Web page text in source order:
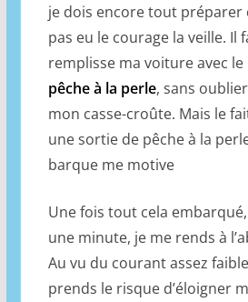
je dois encore tout préparer
pas eu le courage la veille. Il
remplisse ma voiture avec le
pêche à la perle, sans
mon casse-croûte. Mais le
une sortie de pêche à la
barque me motive
Une fois tout cela
une minute, je me rends à
Au vu du courant assez
prends le risque d’éloigner